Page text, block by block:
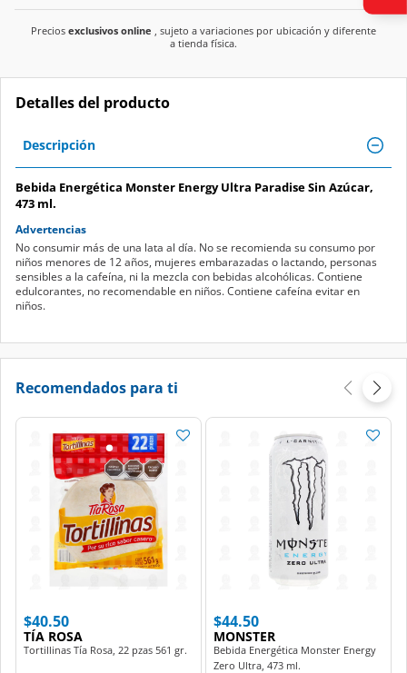
Precios exclusivos online , sujeto a variaciones por ubicación y diferente
a tienda física.
Detalles del producto
Descripción
Bebida Energética Monster Energy Ultra Paradise Sin Azúcar,
473 ml.
Advertencias
No consumir más de una lata al día. No se recomienda su consumo por
niños menores de 12 años, mujeres embarazadas o lactando, personas
sensibles a la cafeína, ni la mezcla con bebidas alcohólicas. Contiene
edulcorantes, no recomendable en niños. Contiene cafeína evitar en
niños.
Recomendados para ti
$40.50
TÍA ROSA
Tortillinas Tía Rosa, 22 pzas 561 gr.
$44.50
MONSTER
Bebida Energética Monster Energy
Zero Ultra, 473 ml.